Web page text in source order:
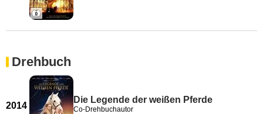
Drehbuch
2014
Die Legende der weißen Pferde
Co-Drehbuchautor